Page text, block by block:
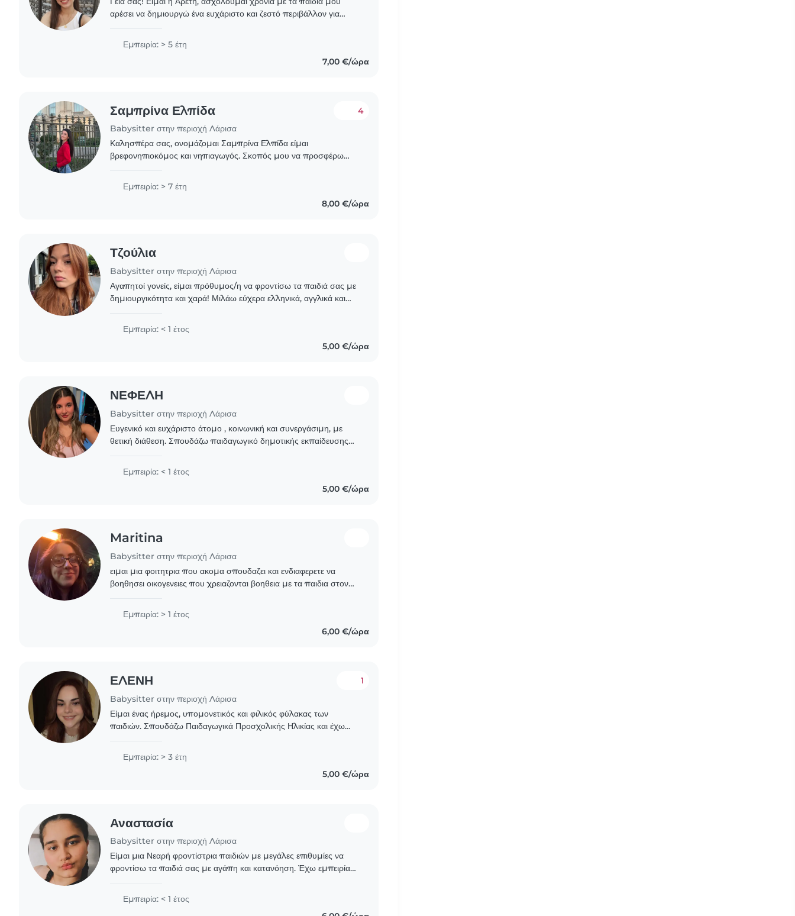
αρέσει να δημιουργώ ένα ευχάριστο και ζεστό περιβάλλον για
Εμπειρία: > 5 έτη
7,00 €/ώρα
Σαμπρίνα Ελπίδα
Babysitter στην περιοχή Λάρισα
4
Καλησπέρα σας, ονομάζομαι Σαμπρίνα Ελπίδα είμαι
βρεφονηπιοκόμος και νηπιαγωγός. Σκοπός μου να προσφέρω
Εμπειρία: > 7 έτη
8,00 €/ώρα
Τζούλια
Babysitter στην περιοχή Λάρισα
Αγαπητοί γονείς, είμαι πρόθυμος/η να φροντίσω τα παιδιά σας με
δημιουργικότητα και χαρά! Μιλάω εύχερα ελληνικά, αγγλικά και
Εμπειρία: < 1 έτος
5,00 €/ώρα
ΝΕΦΕΛΗ
Babysitter στην περιοχή Λάρισα
Ευγενικό και ευχάριστο άτομο , κοινωνική και συνεργάσιμη, με
θετική διάθεση. Σπουδάζω παιδαγωγικό δημοτικής εκπαίδευσης
Εμπειρία: < 1 έτος
5,00 €/ώρα
Maritina
Babysitter στην περιοχή Λάρισα
ειμαι μια φοιτητρια που ακομα σπουδαζει και ενδιαφερετε να
βοηθησει οικογενειες που χρειαζονται βοηθεια με τα παιδια στον
Εμπειρία: > 1 έτος
6,00 €/ώρα
ΕΛΕΝΗ
Babysitter στην περιοχή Λάρισα
1
Είμαι ένας ήρεμος, υπομονετικός και φιλικός φύλακας των
παιδιών. Σπουδάζω Παιδαγωγικά Προσχολικής Ηλικίας και έχω
Εμπειρία: > 3 έτη
5,00 €/ώρα
Αναστασία
Babysitter στην περιοχή Λάρισα
Είμαι μια Νεαρή φροντίστρια παιδιών με μεγάλες επιθυμίες να
φροντίσω τα παιδιά σας με αγάπη και κατανόηση. Έχω εμπειρία
Εμπειρία: < 1 έτος